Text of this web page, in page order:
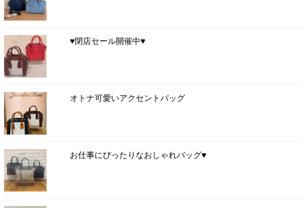
♥閉店セール開催中♥
オトナ可愛いアクセントバッグ
お仕事にぴったりなおしゃれバッグ♥